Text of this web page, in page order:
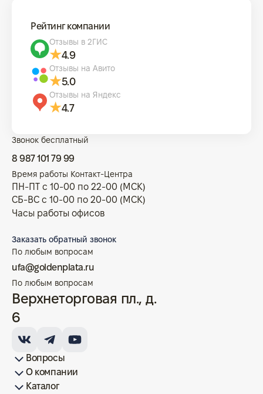
Рейтинг компании
Отзывы в 2ГИС
4.9
Отзывы на Авито
5.0
Отзывы на Яндекс
4.7
Вопросы
Как купить/продать
Условия оплаты
Условия доставки
Гарантия на товар
Возврат монет
Карта сайта
О компании
Франшиза
История
Вопрос-ответ
Отзывы
Лицензии и документы
Контакты офисов
Новости
БлогКаталог
Звонок бесплатный
8 987 101 79 99
Время работы Контакт-Центра
ПН-ПТ с 10-00 по 22-00 (МСК)
СБ-ВС с 10-00 по 20-00 (МСК)
Часы работы офисов
Заказать обратный звонок
По любым вопросам
ufa@goldenplata.ru
По любым вопросам
Верхнеторговая пл., д.
6